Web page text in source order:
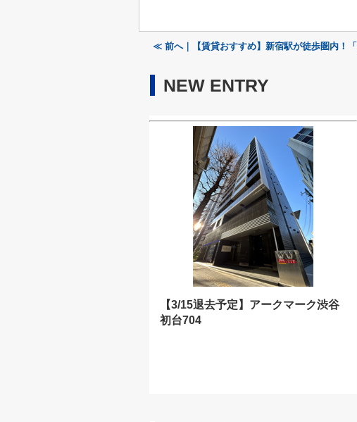
≪ 前へ｜【賃貸おすすめ】新宿駅が徒歩圏内！「
NEW ENTRY
【3/15退去予定】アークマーク渋谷
初台704